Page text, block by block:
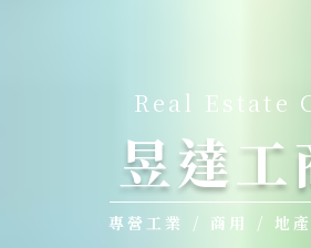
Real Estate
昱達
專營工業 / 商用 / 地